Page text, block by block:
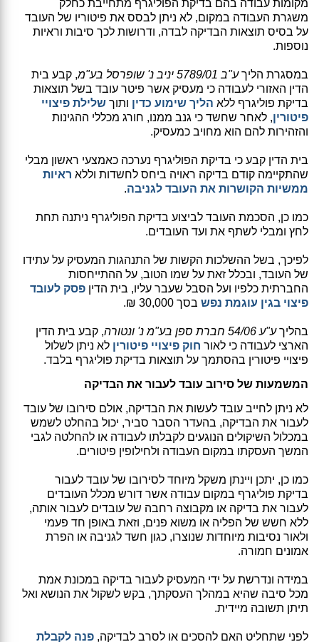
מקומות עבודה בהם בדיקת הפוליגרף מתחייבת כחלק
משגרת העבודה במקום, לא ניתן לבסס את פיטוריו של העובד
על בסיס תוצאות הבדיקה לבדה, ודרושות לכך סיבות וראיות
נוספות.
במסגרת הליךע"ב 5789/01 יניב נ' שופרסל בע"מ
, קבע בית
הדין האזורי לעבודה כי מעסיק אשר פיטר עובד בשל תוצאות
בדיקת פוליגרף ללא הליך שימוע כדין ותוך שלילת פיצויי
פיטורין, לאחר שחשד כי גנב ממנו, חורג מכללי ההגינות
והזהירות להם הוא מחויב כמעסיק.
בית הדין קבע כי בדיקת הפוליגרף נערכה כאמצעי ראשון מבלי
שהתקיימה קודם בדיקה ראויה ביחס לחשדות וללא ראיות
ממשיות הקושרות את העובד לגניבה.
כמו כן, הסכמת העובד לביצוע בדיקת הפוליגרף ניתנה תחת
לחץ ומבלי לשתף את ועד העובדים.
לפיכך, בשל ההשלכות הקשות של התנהגות המעסיק על עתידו
של העובד, ובכלל זאת על שמו הטוב, על ההתייחסות
החברתית כלפיו ועל הסבל שעבר עליו, בית הדין פסק לעובד
פיצוי בגין עוגמת נפש בסך 30,000 ₪.
בהליךע"ע 54/06 חברת ספן בע"מ נ' ונטורה
, קבע בית הדין
הארצי לעבודה כי לאור חוק פיצויי פיטורין לא ניתן לשלול
פיצויי פיטורין בהסתמך על תוצאות בדיקת פוליגרף בלבד.
המשמעות של סירוב עובד לעבור את הבדיקה
לא ניתן לחייב עובד לעשות את הבדיקה, אולם סירובו של עובד
לעבור את הבדיקה, בהעדר הסבר סביר, יכול בהחלט לשמש
במכלול השיקולים הנוגעים לקבלתו לעבודה או להחלטה לגבי
המשך העסקתו במקום העבודה ולחילופין פיטורים.
כמו כן, יתכן ויינתן משקל מיוחד לסירובו של עובד לעבור
בדיקת פוליגרף במקום עבודה אשר דורש מכלל העובדים
לעבור את בדיקה או מקבוצה רחבה של עובדים לעבור אותה,
ללא חשש של הפליה או משוא פנים, וזאת באופן חד פעמי
ולאור נסיבות מיוחדות שנוצרו, כגון חשד לגניבה או הפרת
אמונים חמורה.
במידה ונדרשת על ידי המעסיק לעבור בדיקה במכונת אמת
מכל סיבה שהיא במהלך העסקתך, בקש לשקול את הנושא ואל
תיתן תשובה מיידית.
לפני שתחליט האם להסכים או לסרב לבדיקה, פנה לקבלת